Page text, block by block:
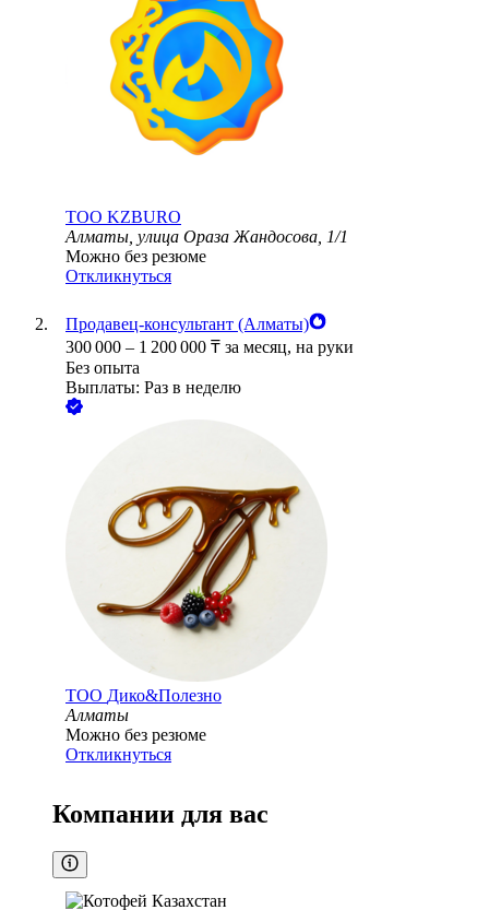
ТОО KZBURO
Алматы, улица Ораза Жандосова, 1/1
Можно без резюме
Откликнуться
Продавец-консультант (Алматы)
300 000 – 1 200 000 ₸ за месяц, на руки
Без опыта
Выплаты: Раз в неделю
ТОО Дико&Полезно
Алматы
Можно без резюме
Откликнуться
Компании для вас